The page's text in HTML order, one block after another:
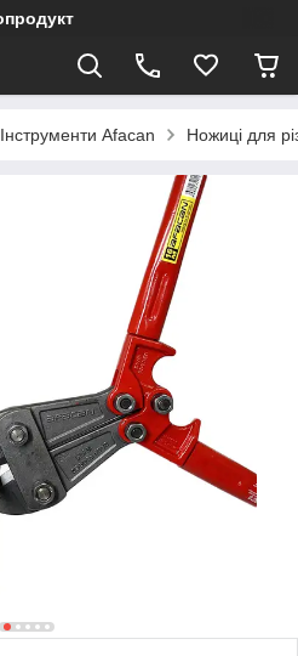
Інструменти Afacan Ножиці для